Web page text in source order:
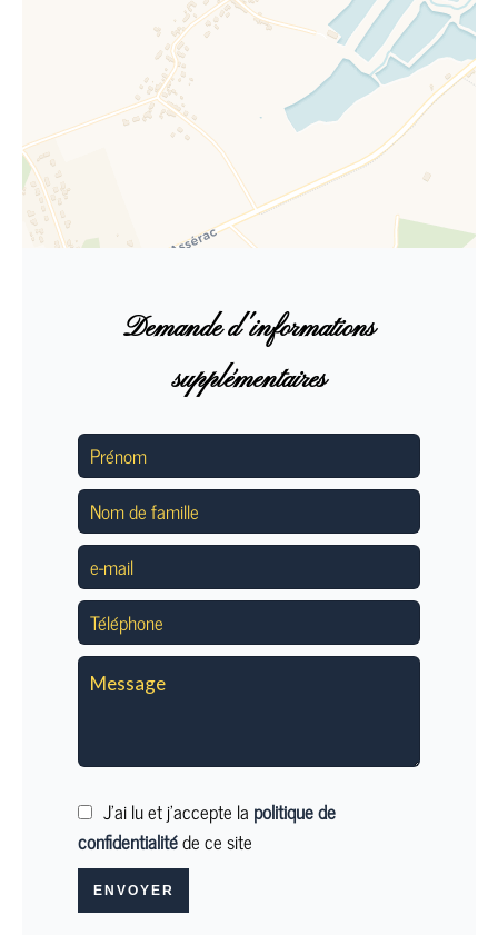
Demande d'informations
supplémentaires
J’ai lu et j'accepte la politique de
confidentialitéde ce site
ENVOYER